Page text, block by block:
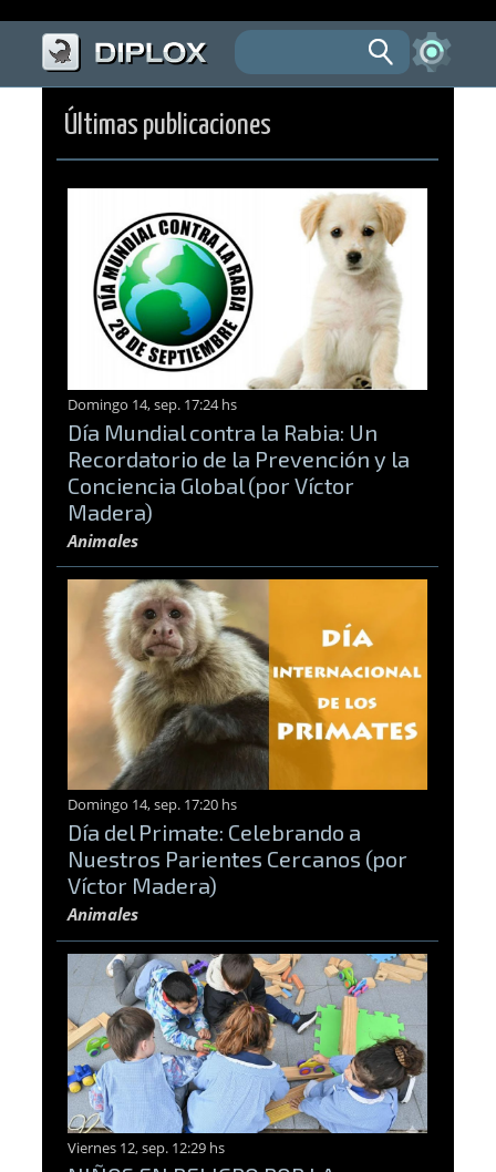
Últimas publicaciones
Domingo 14, sep. 17:24 hs
Día Mundial contra la Rabia: Un
Recordatorio de la Prevención y la
Conciencia Global (por Víctor
Madera)
Animales
Domingo 14, sep. 17:20 hs
Día del Primate: Celebrando a
Nuestros Parientes Cercanos (por
Víctor Madera)
Animales
Viernes 12, sep. 12:29 hs